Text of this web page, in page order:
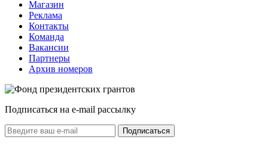
Магазин
Реклама
Контакты
Команда
Вакансии
Партнеры
Архив номеров
Подписаться на e-mail рассылку
Подписаться